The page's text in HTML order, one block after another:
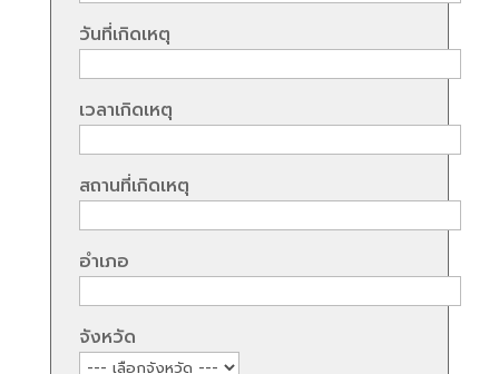
วันที่เกิดเหตุ
เวลาเกิดเหตุ
สถานที่เกิดเหตุ
อำเภอ
จังหวัด